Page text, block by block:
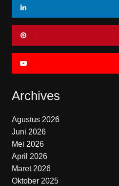
Archives
Agustus 2026
Juni 2026
Mei 2026
April 2026
Maret 2026
Oktober 2025